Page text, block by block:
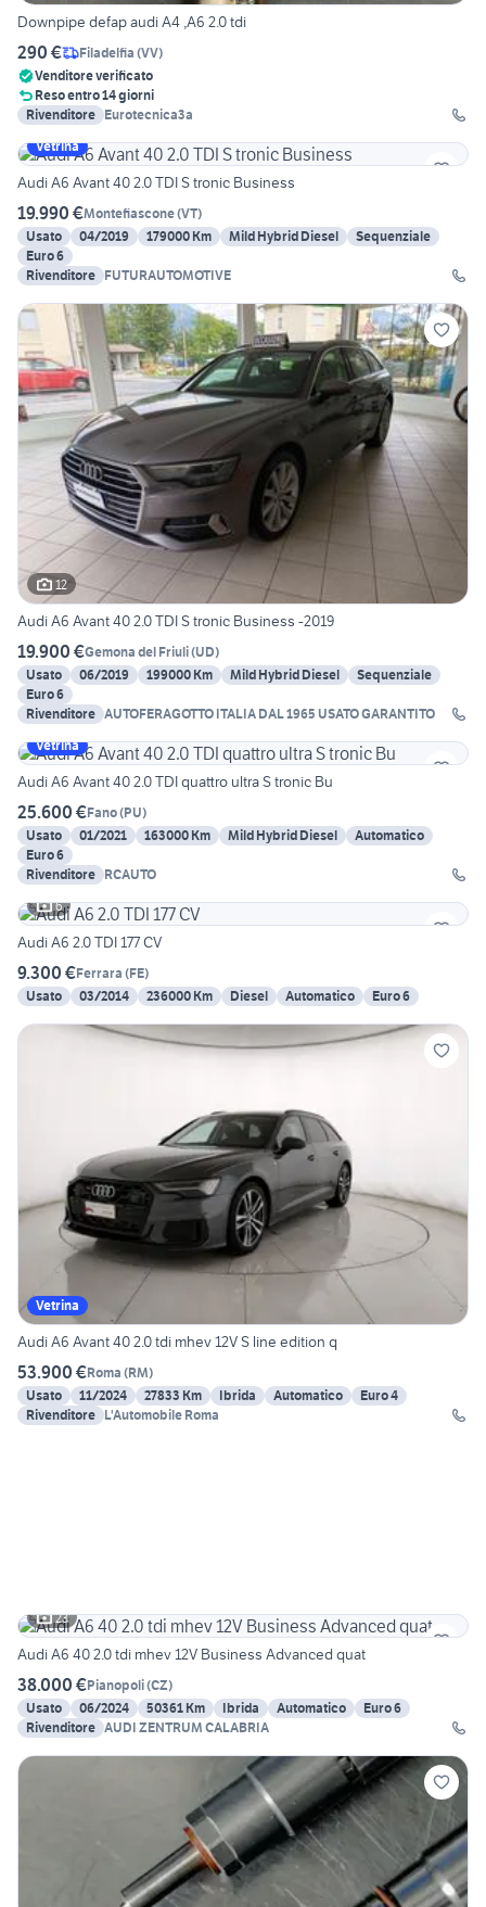
Downpipe defap audi A4 ,A6 2.0 tdi
290 € Filadelfia (VV)
Venditore verificato
Reso entro 14 giorni
Rivenditore Eurotecnica3a
Vetrina
Audi A6 Avant 40 2.0 TDI S tronic Business
19.990 €Montefiascone(VT)
Usato
04/2019 179000 Km Mild Hybrid Diesel
Sequenziale
Euro 6
Rivenditore FUTURAUTOMOTIVE
12
Audi A6 Avant 40 2.0 TDI S tronic Business -2019
19.900 €Gemona del Friuli(UD)
Usato
06/2019 199000 Km Mild Hybrid Diesel
Sequenziale
Euro 6
Rivenditore AUTOFERAGOTTO ITALIA DAL 1965 USATO GARANTITO
Vetrina
Audi A6 Avant 40 2.0 TDI quattro ultra S tronic Bu
25.600 €Fano(PU)
Usato
01/2021 163000 Km Mild Hybrid Diesel
Automatico
Euro 6
Rivenditore RCAUTO
6
Audi A6 2.0 TDI 177 CV
9.300 €Ferrara (FE)
Usato
03/2014 236000 Km Diesel Automatico Euro 6
Vetrina
Audi A6 Avant 40 2.0 tdi mhev 12V S line edition q
53.900 €Roma (RM)
Usato
11/2024 27833 Km Ibrida Automatico
Euro 4
Rivenditore L'Automobile Roma
23
Audi A6 40 2.0 tdi mhev 12V Business Advanced quat
38.000 €Pianopoli(CZ)
Usato
06/2024 50361 Km Ibrida Automatico
Euro 6
Rivenditore AUDI ZENTRUM CALABRIA